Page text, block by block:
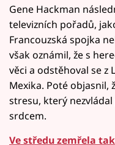
Gene Hackman
televizních pořadů,
Francouzská spojka
však oznámil, že s
věci a odstěhoval se z
Mexika. Poté objasnil,
stresu, který
srdcem.
Ve středu zemřela